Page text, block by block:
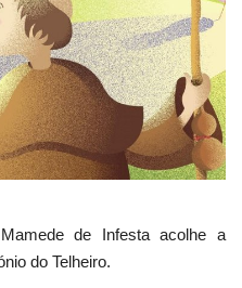
de Infesta acolhe a
do Telheiro.